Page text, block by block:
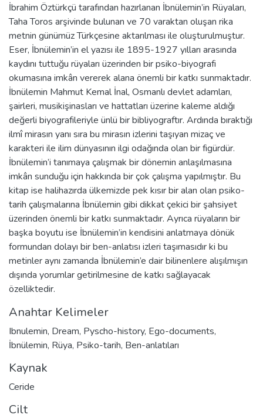
İbrahim Öztürkçü tarafından hazırlanan İbnülemin’in Rüyaları,
Taha Toros arşivinde bulunan ve 70 varaktan oluşan rika
metnin günümüz Türkçesine aktarılması ile oluşturulmuştur.
Eser, İbnülemin’in el yazısı ile 1895-1927 yılları arasında
kaydını tuttuğu rüyaları üzerinden bir psiko-biyografi
okumasına imkân vererek alana önemli bir katkı sunmaktadır.
İbnülemin Mahmut Kemal İnal, Osmanlı devlet adamları,
şairleri, musikişinasları ve hattatları üzerine kaleme aldığı
değerli biyografileriyle ünlü bir bibliyograftır. Ardında bıraktığı
ilmî mirasın yanı sıra bu mirasın izlerini taşıyan mizaç ve
karakteri ile ilim dünyasının ilgi odağında olan bir figürdür.
İbnülemin’i tanımaya çalışmak bir dönemin anlaşılmasına
imkân sunduğu için hakkında bir çok çalışma yapılmıştır. Bu
kitap ise halihazırda ülkemizde pek kısır bir alan olan psiko-
tarih çalışmalarına İbnülemin gibi dikkat çekici bir şahsiyet
üzerinden önemli bir katkı sunmaktadır. Ayrıca rüyaların bir
başka boyutu ise İbnülemin’in kendisini anlatmaya dönük
formundan dolayı bir ben-anlatısı izleri taşımasıdır ki bu
metinler aynı zamanda İbnülemin’e dair bilinenlere alışılmışın
dışında yorumlar getirilmesine de katkı sağlayacak
özelliktedir.
Anahtar Kelimeler
Ibnulemin, Dream, Pyscho-history, Ego-documents,
İbnülemin, Rüya, Psiko-tarih, Ben-anlatıları
Kaynak
Ceride
Cilt